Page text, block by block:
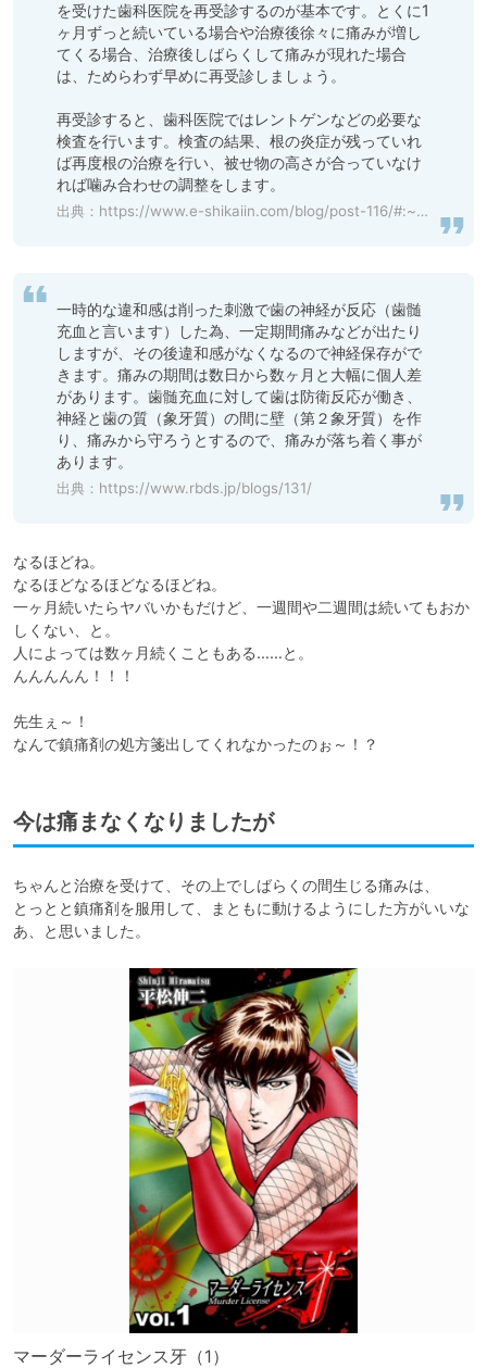
を受けた歯科医院を再受診するのが基本です。とくに1
ヶ月ずっと続いている場合や治療後徐々に痛みが増し
てくる場合、治療後しばらくして痛みが現れた場合
は、ためらわず早めに再受診しましょう。
再受診すると、歯科医院ではレントゲンなどの必要な
検査を行います。検査の結果、根の炎症が残っていれ
ば再度根の治療を行い、被せ物の高さが合っていなけ
れば噛み合わせの調整をします。
出典： https://www.e-shikaiin.com/blog/post-116/#:~:text=%E9%87%8D%E8%A6%81%E3%81%AA%E3%81%AE%E3%81%A7%E3%81%99%E3%80%82-,%E8%99%AB%E6%AD%AF%E6%B2%BB%E7%99%82%E5%BE%8C%E3%81%AE%E7%97%9B%E3%81%BF%E3%81%8C1%E3%83%B6%E6%9C%88,%E3%81%AF%E5%86%8D%E5%8F%97%E8%A8%BA%E3%81%8C%E5%9F%BA%E6%9C%AC&text=%E3%81%A8%E3%81%8F%E3%81%AB1%E3%83%B6%E6%9C%88%E3%81%9A%E3%81%A3%E3%81%A8%E7%B6%9A%E3%81%84,%E3%81%AA%E6%A4%9C%E6%9F%BB%E3%82%92%E8%A1%8C%E3%81%84%E3%81%BE%E3%81%99%E3%80%82
一時的な違和感は削った刺激で歯の神経が反応（歯髄
充血と言います）した為、一定期間痛みなどが出たり
しますが、その後違和感がなくなるので神経保存がで
きます。痛みの期間は数日から数ヶ月と大幅に個人差
があります。歯髄充血に対して歯は防衛反応が働き、
神経と歯の質（象牙質）の間に壁（第２象牙質）を作
り、痛みから守ろうとするので、痛みが落ち着く事が
あります。
出典： https://www.rbds.jp/blogs/131/
なるほどね。
なるほどなるほどなるほどね。
一ヶ月続いたらヤバいかもだけど、一週間や二週間は続いてもおか
しくない、と。
人によっては数ヶ月続くこともある……と。
んんんんん！！！
先生ぇ～！
なんで鎮痛剤の処方箋出してくれなかったのぉ～！？
今は痛まなくなりましたが
ちゃんと治療を受けて、その上でしばらくの間生じる痛みは、
とっとと鎮痛剤を服用して、まともに動けるようにした方がいいな
あ、と思いました。
マーダーライセンス牙（1）